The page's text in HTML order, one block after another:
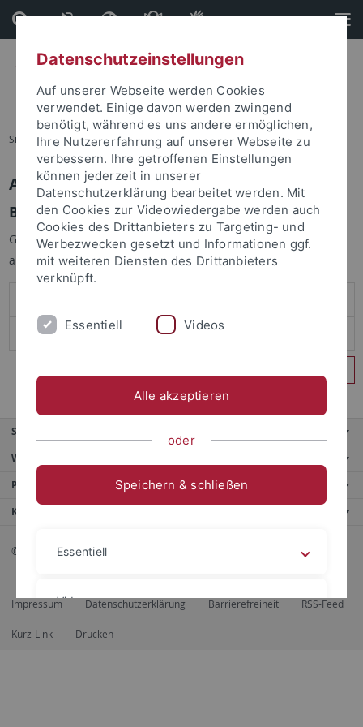
Direkt
zum
Inhalt
Direkt
zur
Fußleiste
Sie sind hier: Startseite
Anmelden
Benutzeranmeldung
Geben Sie Ihren Benutzernamen und Ihr Passwort an um sich
anzumelden:
Service
Weitere Angebote
Portale
Kontaktinfo
© 2026 Eberhard Karls Universität Tübingen, Tübingen
Impressum Datenschutzerklärung Barrierefreiheit RSS-Feed
Kurz-Link Drucken
Datenschutzeinstellungen
Auf unserer Webseite werden Cookies
verwendet. Einige davon werden zwingend
benötigt, während es uns andere ermöglichen,
Ihre Nutzererfahrung auf unserer Webseite zu
verbessern. Ihre getroffenen Einstellungen
können jederzeit in unserer
Datenschutzerklärung bearbeitet werden. Mit
den Cookies zur Videowiedergabe werden auch
Cookies des Drittanbieters zu Targeting- und
Werbezwecken gesetzt und Informationen ggf.
mit weiteren Diensten des Drittanbieters
verknüpft.
Essentiell Videos
Alle akzeptieren
oder
Speichern & schließen
Essentiell
Videos